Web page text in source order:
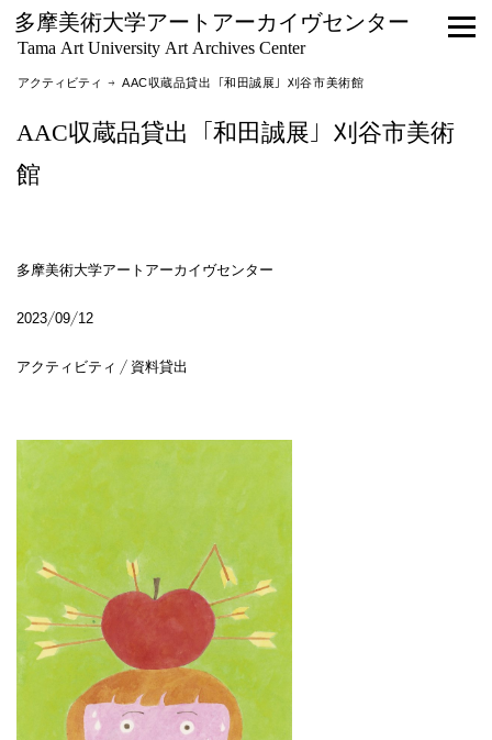
多摩美術大学アートアーカイヴセンター
Tama Art University Art Archives Center
アクティビティ → AAC収蔵品貸出「和田誠展」刈谷市美術館
AAC収蔵品貸出「和田誠展」刈谷市美術
館
多摩美術大学アートアーカイヴセンター
2023/09/12
アクティビティ / 資料貸出